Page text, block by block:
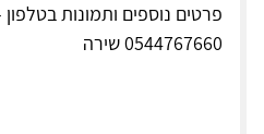
פרטים נוספים ותמונות בטלפון
0544767660 שירה